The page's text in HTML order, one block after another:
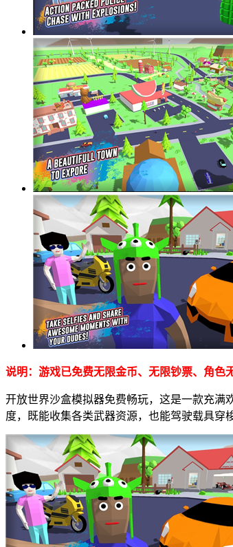
说明：游戏已免费无限金币、无限钞票、角色
开放世界沙盒模拟器免费畅玩，这是一款充满
度，既能收集各类武器资源，也能驾驶载具穿